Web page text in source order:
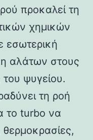
προκαλεί τη
χημικών
εσωτερική
αλάτων στους
ψυγείου.
τη ροή
το turbo να
θερμοκρασίες,